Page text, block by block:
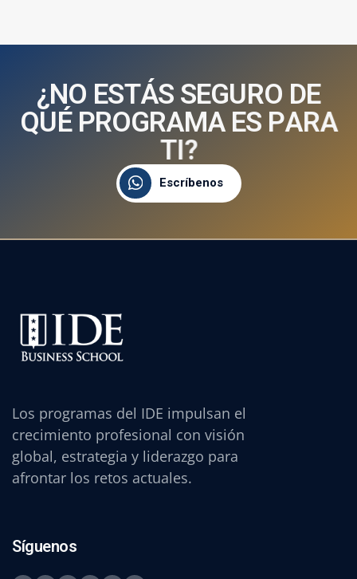
¿NO ESTÁS SEGURO DE
QUÉ PROGRAMA ES PARA
TI?
Escríbenos
Los programas del IDE impulsan el
crecimiento profesional con visión
global, estrategia y liderazgo para
afrontar los retos actuales.
Síguenos